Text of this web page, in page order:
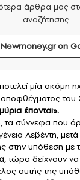
άρθρα μας
αναζήτησης
on
μία ακόμη
αποφθέγματος
έπονται».
σύννεφα που
Λεβέντη,
στην υπόθεση με
, τώρα δείχνουν
αυτής της